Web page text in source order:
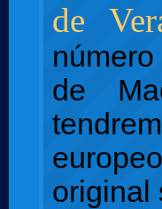
de
de
original